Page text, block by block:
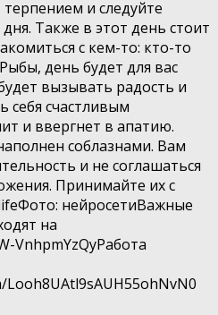
и следуйте
Также в этот день стоит
с кем-то: кто-то
день будет для вас
вызывать радость и
себя счастливым
и ввергнет в апатию.
соблазнами. Вам
и не соглашаться
Принимайте их с
нейросетиВажные
на
VnhpmYzQyРабота